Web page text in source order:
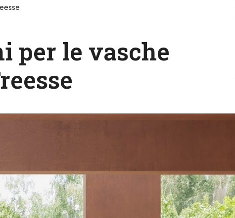
per le vasche